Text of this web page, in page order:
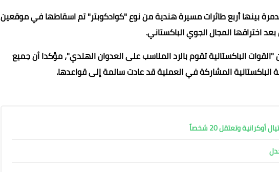
بينها أربع طائرات مسيرة هندية من نوع "كوادكوبتر" تم اسقاطها في موقعين
اختراقها المجال الجوي الباكستاني.
الباكستانية تقوم بالرد المناسب على العدوان الهندي"، مؤكدا أن جميع
الباكستانية المشاركة في العملية قد عادت سالمة إلى قواعدها.
وتعتقل 20 شخصاً
23 يناير 2025
عماد الدين محمد
23 يناير 2025
23 يناير 2025
23 يناير 2025
23 يناير 2025